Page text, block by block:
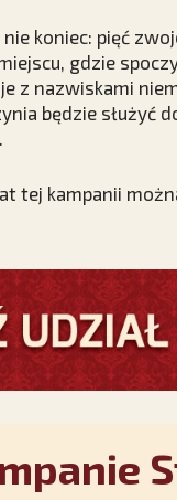
nie koniec: pięć
gdzie
z nazwiskami
będzie służyć
tej kampanii